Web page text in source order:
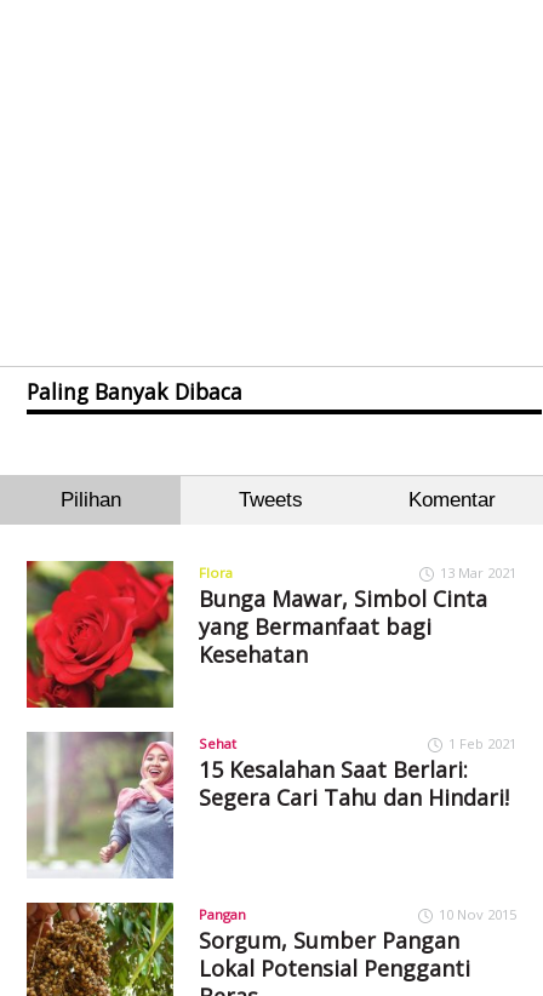
Paling Banyak Dibaca
Pilihan Tweets Komentar
Flora 13 Mar 2021
Bunga Mawar, Simbol Cinta
yang Bermanfaat bagi
Kesehatan
Sehat 1 Feb 2021
15 Kesalahan Saat Berlari:
Segera Cari Tahu dan Hindari!
Pangan 10 Nov 2015
Sorgum, Sumber Pangan
Lokal Potensial Pengganti